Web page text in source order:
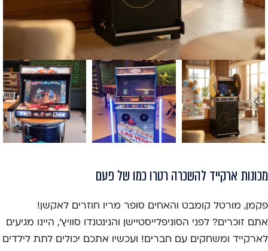
מכונות ארקייד להשכרה רטרו כמו של פעם
פקמן, מורטל קומבט והאחים סופר מריו חוזרים לאקשן!
אתם זוכרים? לפני הסוניפלייסטיישן והנינטנדו סוויץ', היינו מגיעים
לארקייד ומשחקים עם חברים! ועכשיו אתכם יכולים לתת לילדים